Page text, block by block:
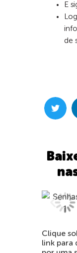
E
de
Clique
link para